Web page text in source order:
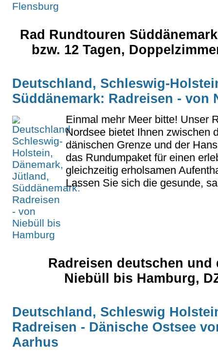
Rad Rundtouren
bzw. 12 Tagen,
Deutschland, Schleswig-
Süddänemark: Radreisen - von
Einmal mehr Meer bitte! Unser
Nordsee bietet Ihnen zwischen
dänischen Grenze und der
das Rundumpaket für einen
gleichzeitig erholsamen
Lassen Sie sich die gesunde,
Radreisen deutschen
Niebüll bis Hamburg,
Deutschland, Schleswig
Radreisen - Dänische Ostsee
Aarhus